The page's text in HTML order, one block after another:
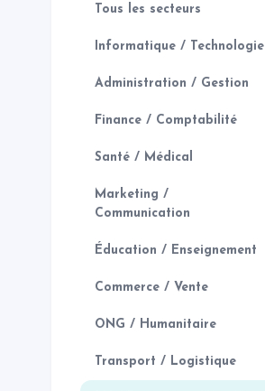
Tous les secteurs
Informatique / Technologie
Administration / Gestion
Finance / Comptabilité
Santé / Médical
Marketing /
Communication
Éducation / Enseignement
Commerce / Vente
ONG / Humanitaire
Transport / Logistique